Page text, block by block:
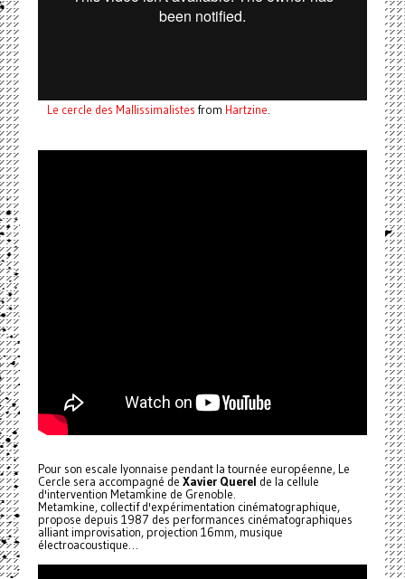
Le cercle des Mallissimalistes from Hartzine
Pour son escale lyonnaise pendant la tournée européenne, Le
Cercle sera accompagné de Xavier Querel de la cellule
d'intervention Metamkine de Grenoble.
Metamkine, collectif d'expérimentation cinématographique,
propose depuis 1987 des performances cinématographiques
alliant improvisation, projection 16mm, musique
électroacoustique…